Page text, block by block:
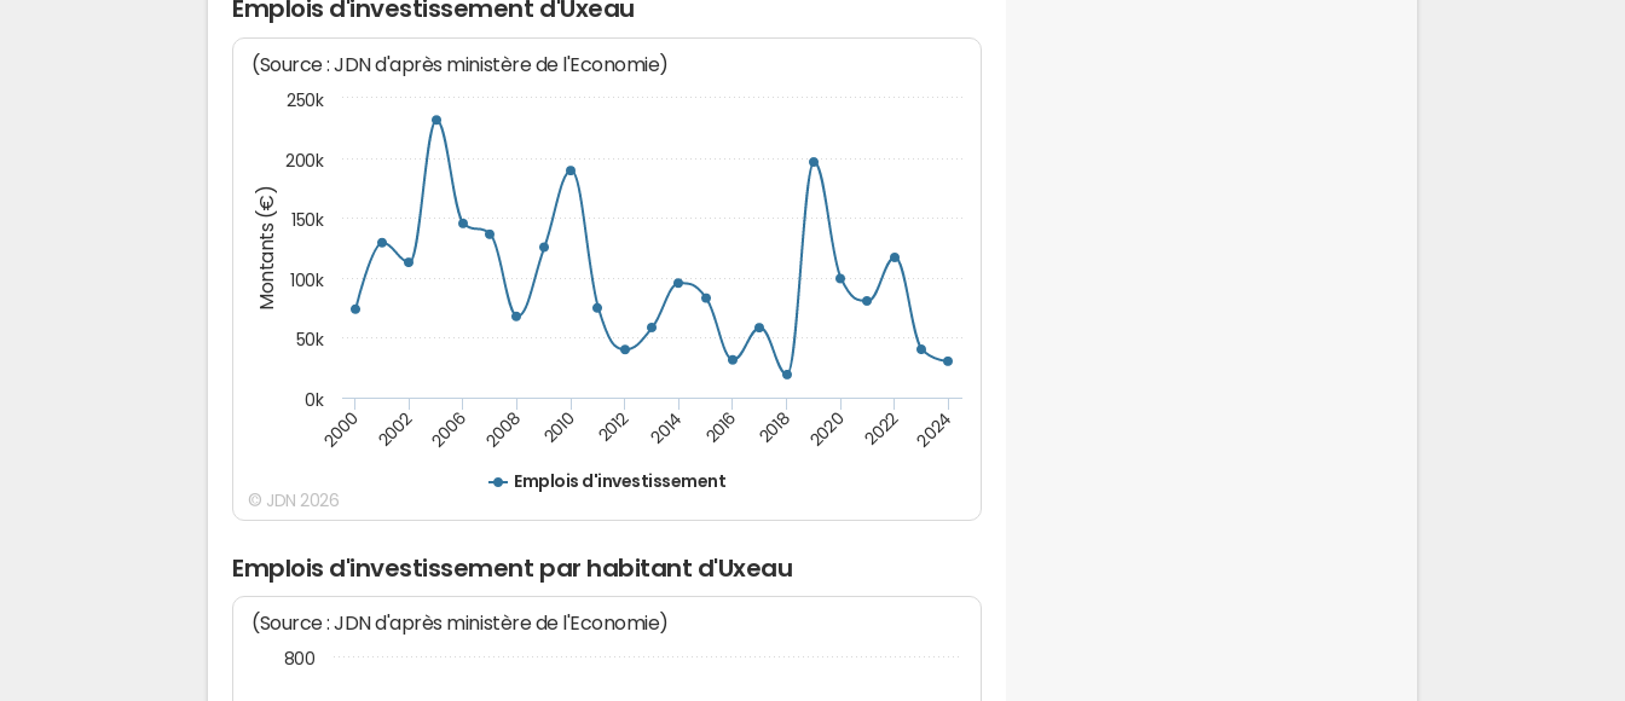
Emplois d'investissement d'Uxeau
Montants (€)
(Source : JDN d'après ministère de l'Economie)
Emplois d'investissement
2000 2002 2006 2008 2010 2012 2014 2016 2018 2020 2022 2024
0k
50k
100k
150k
200k
250k
© JDN 2026
Emplois d'investissement par habitant d'Uxeau
(Source : JDN d'après ministère de l'Economie)
800